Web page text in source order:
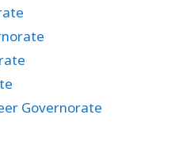
Governorate